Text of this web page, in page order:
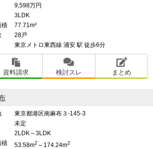
9,598万円
3LDK
積
77.71m²
28戸
東京メトロ東西線 浦安 駅 徒歩6分
資料請求 検討スレ まとめ
東京都港区南麻布３-145-3
未定
2LDK～3LDK
積
53.58m2 ～174.24m2